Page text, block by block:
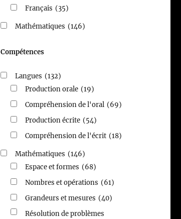
Français (35)
Mathématiques (146)
Compétences
Langues (132)
Production orale (19)
Compréhension de l'oral (69)
Production écrite (54)
Compréhension de l'écrit (18)
Mathématiques (146)
Espace et formes (68)
Nombres et opérations (61)
Grandeurs et mesures (40)
Résolution de problèmes